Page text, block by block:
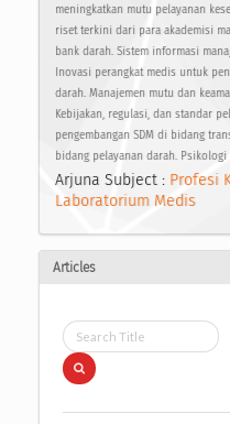
meningkatkan mutu pelayanan
riset terkini dari para akademisi
bank darah. Sistem informasi
Inovasi perangkat medis untuk
darah. Manajemen mutu dan
Kebijakan, regulasi, dan standar
pengembangan SDM di bidang
bidang pelayanan darah.
Arjuna Subject : Profesi
Laboratorium Medis
Articles